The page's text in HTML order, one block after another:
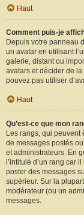
Haut
Comment puis-je
Depuis votre panneau
un avatar en utilisant
galerie, distant ou
avatars et décider de
pouvez pas utiliser
Haut
Qu’est-ce que mon
Les rangs, qui peuvent
de messages postés
et administrateurs. En
l’intitulé d’un rang car
poster des messages
supérieur. Sur la
modérateur (ou un
messages.